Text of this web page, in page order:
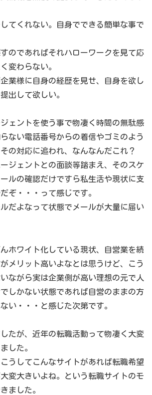
てくれない。自身でできる簡単な事で
のであればそれハローワークを見て応
変わらない。
業様に自身の経歴を見せ、自身を欲し
出して欲しい。
ェントを使う事で物凄く時間の無駄感
ない電話番号からの着信やゴミのよう
の対応に追われ、なんなんだこれ？
ジェントとの面談等踏まえ、そのスケ
ルの確認だけですら私生活や現状に支
ぞ・・・って感じです。
だよなって状態でメールが大量に届い
ホワイト化している現状、自営業を続
メリット高いよなとは思うけど、こう
ながら実は企業側が高い理想の元で人
しかない状態であれば自営のままの方
い・・・と感じた次第です。
たが、近年の転職活動って物凄く大変
した。
うしてこんなサイトがあれば転職希望
変大きいよね。という転職サイトのモ
ました。